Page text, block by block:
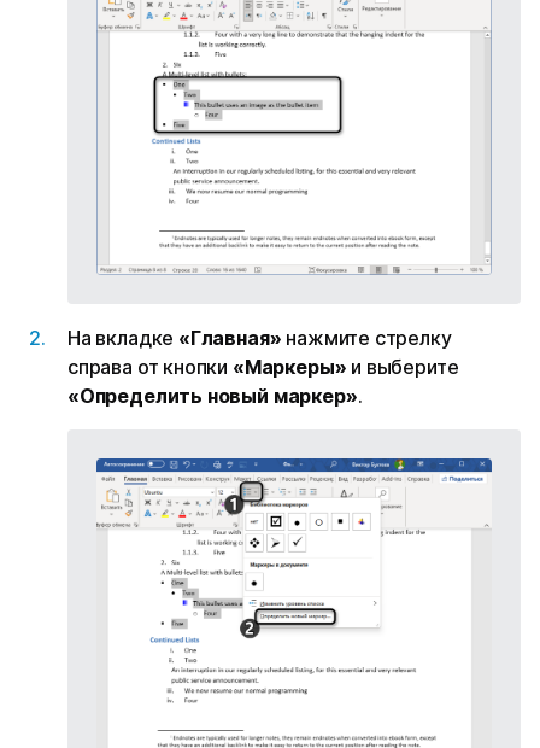
На вкладке «Главная» нажмите стрелку
справа от кнопки «Маркеры» и выберите
«Определить новый маркер».